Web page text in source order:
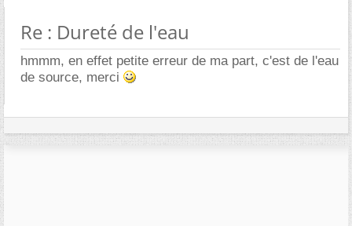
Re : Dureté de l'eau
hmmm, en effet petite erreur de ma part, c'est de l'eau
de source, merci